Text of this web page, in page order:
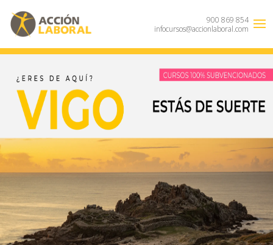
900 869 854
infocursos@accionlaboral.com